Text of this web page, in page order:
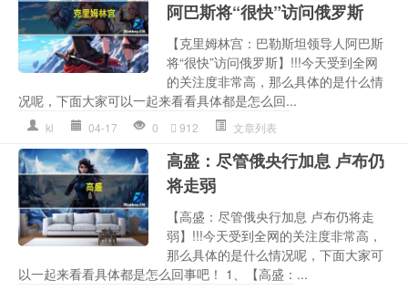
阿巴斯将“很快”访问俄罗斯
【克里姆林宫：巴勒斯坦领导人阿巴斯
将“很快”访问俄罗斯】!!!今天受到全网
的关注度非常高，那么具体的是什么情
况呢，下面大家可以一起来看看具体都是怎么回...
kl 04-17 0 912 文章列表
高盛：尽管俄央行加息 卢布仍
将走弱
【高盛：尽管俄央行加息 卢布仍将走
弱】!!!今天受到全网的关注度非常高，
那么具体的是什么情况呢，下面大家可
以一起来看看具体都是怎么回事吧！ 1、【高盛：...